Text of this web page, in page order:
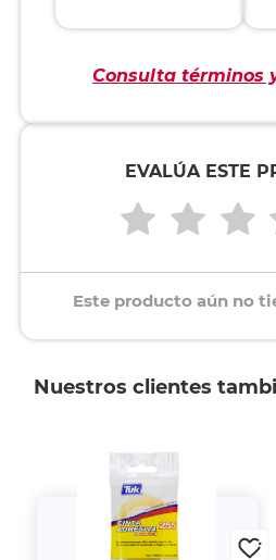
Consulta términos
EVALÚA ESTE
Este producto aún no
Nuestros clientes